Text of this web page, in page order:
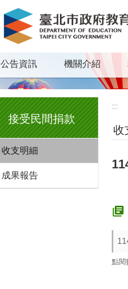
公告資訊 機關介紹
接受民間捐款
收支明細
成果報告
:::
收
點閱